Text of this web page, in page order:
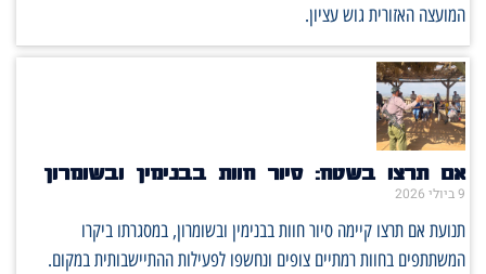
המועצה האזורית גוש עציון.
אם תרצו בשטח: סיור חוות בבנימין ובשומרון
9 ביולי 2026
תנועת אם תרצו קיימה סיור חוות בבנימין ובשומרון, במסגרתו ביקרו
המשתתפים בחוות רמתיים צופים ונחשפו לפעילות ההתיישבותית במקום.